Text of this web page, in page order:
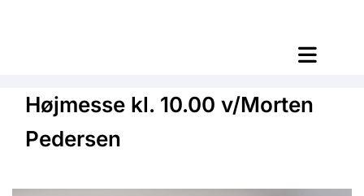
Højmesse kl. 10.00 v/Morten
Pedersen